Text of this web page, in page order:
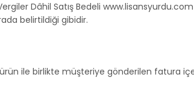
Dâhil Satış Bedeli
belirtildiği gibidir.
ile birlikte müşteriye gönderilen fatura